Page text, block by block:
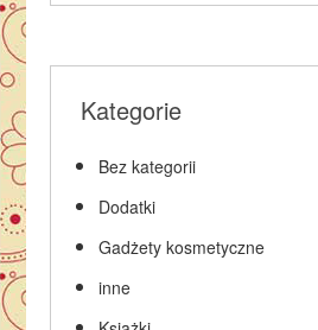
Kategorie
Bez kategorii
Dodatki
Gadżety kosmetyczne
inne